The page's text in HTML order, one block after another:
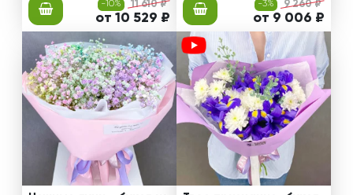
-10% 11 610 ₽
от 10 529 ₽
-3% 9 260 ₽
от 9 006 ₽